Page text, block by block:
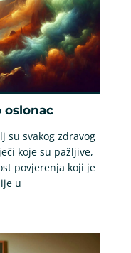
oslonac
su svakog zdravog
koje su pažljive,
povjerenja koji je
u